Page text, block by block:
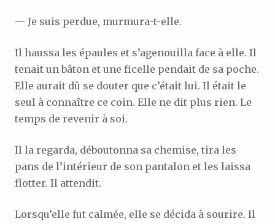
— Je suis perdue, murmura-t-elle.
Il haussa les épaules et s’agenouilla face à elle. Il
tenait un bâton et une ficelle pendait de sa poche.
Elle aurait dû se douter que c’était lui. Il était le
seul à connaître ce coin. Elle ne dit plus rien. Le
temps de revenir à soi.
Il la regarda, déboutonna sa chemise, tira les
pans de l’intérieur de son pantalon et les laissa
flotter. Il attendit.
Lorsqu’elle fut calmée, elle se décida à sourire. Il